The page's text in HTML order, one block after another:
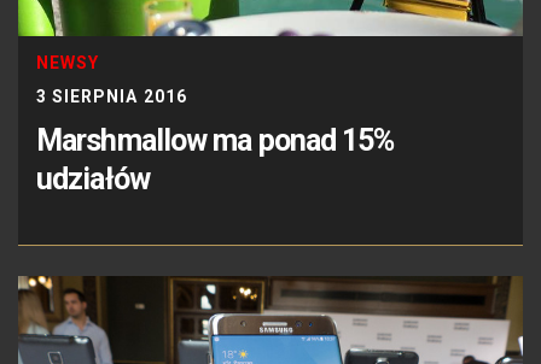
NEWSY
3 SIERPNIA 2016
Marshmallow ma ponad 15%
udziałów